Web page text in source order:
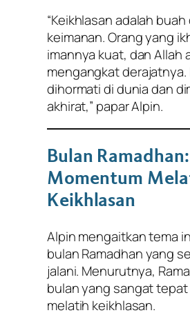
“Keikhlasan adalah buah
keimanan. Orang yang
imannya kuat, dan Allah
mengangkat derajatnya.
dihormati di dunia dan
akhirat,” papar Alpin.
Bulan Ramadhan:
Momentum
Keikhlasan
Alpin mengaitkan tema
bulan Ramadhan yang
jalani. Menurutnya,
bulan yang sangat
melatih keikhlasan.